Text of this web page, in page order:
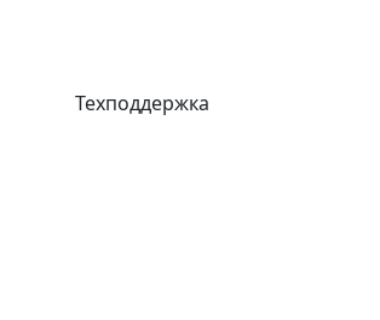
Техподдержка